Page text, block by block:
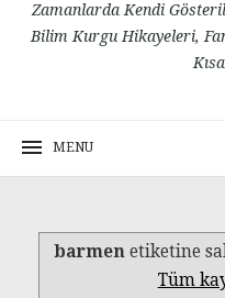
Zamanlarda Kendi
Bilim Kurgu Hikayeleri,
barmen etiketine
Tüm